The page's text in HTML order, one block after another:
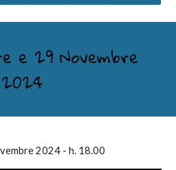
e 29 Novembre
2024
2024 - h. 18.00